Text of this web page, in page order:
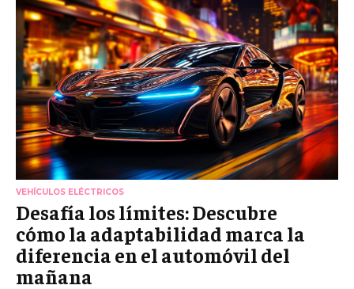
VEHÍCULOS ELÉCTRICOS
Desafía los límites: Descubre
cómo la adaptabilidad marca la
diferencia en el automóvil del
mañana